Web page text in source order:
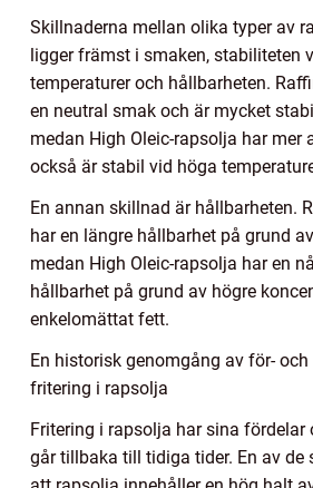
Skillnaderna mellan olika typer av
ligger främst i smaken, stabiliteten
temperaturer och hållbarheten.
en neutral smak och är mycket
medan High Oleic-rapsolja har mer
också är stabil vid höga
En annan skillnad är hållbarheten.
har en längre hållbarhet på grund
medan High Oleic-rapsolja har en
hållbarhet på grund av högre
enkelomättat fett.
En historisk genomgång av för-
fritering i rapsolja
Fritering i rapsolja har sina fördelar
går tillbaka till tidiga tider. En av de